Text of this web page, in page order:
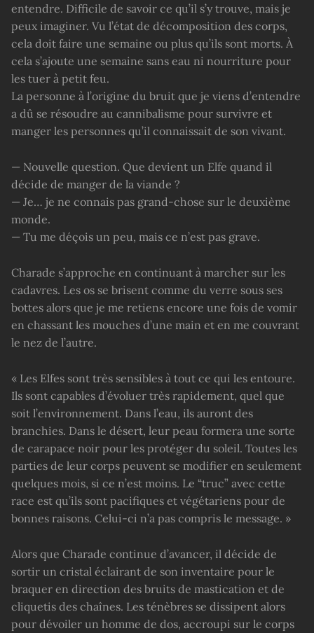
entendre. Difficile de savoir ce qu’il s’y trouve, mais je
peux imaginer. Vu l’état de décomposition des corps,
cela doit faire une semaine ou plus qu’ils sont morts. À
cela s’ajoute une semaine sans eau ni nourriture pour
les tuer à petit feu.
La personne à l’origine du bruit que je viens d’entendre
a dû se résoudre au cannibalisme pour survivre et
manger les personnes qu’il connaissait de son vivant.
— Nouvelle question. Que devient un Elfe quand il
décide de manger de la viande ?
— Je… je ne connais pas grand-chose sur le deuxième
monde.
— Tu me déçois un peu, mais ce n’est pas grave.
Charade s’approche en continuant à marcher sur les
cadavres. Les os se brisent comme du verre sous ses
bottes alors que je me retiens encore une fois de vomir
en chassant les mouches d’une main et en me couvrant
le nez de l’autre.
« Les Elfes sont très sensibles à tout ce qui les entoure.
Ils sont capables d’évoluer très rapidement, quel que
soit l’environnement. Dans l’eau, ils auront des
branchies. Dans le désert, leur peau formera une sorte
de carapace noir pour les protéger du soleil. Toutes les
parties de leur corps peuvent se modifier en seulement
quelques mois, si ce n’est moins. Le “truc” avec cette
race est qu’ils sont pacifiques et végétariens pour de
bonnes raisons. Celui-ci n’a pas compris le message. »
Alors que Charade continue d’avancer, il décide de
sortir un cristal éclairant de son inventaire pour le
braquer en direction des bruits de mastication et de
cliquetis des chaînes. Les ténèbres se dissipent alors
pour dévoiler un homme de dos, accroupi sur le corps